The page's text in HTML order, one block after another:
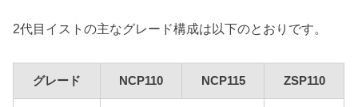
2代目イストの主なグレード構成は以下のとおりです。
グレード NCP110 NCP115 ZSP110